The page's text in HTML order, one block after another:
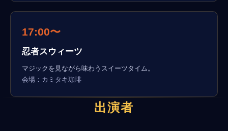
17:00〜
忍者スウィーツ
マジックを見ながら味わうスイーツタイム。
会場：カミタキ珈琲
出演者